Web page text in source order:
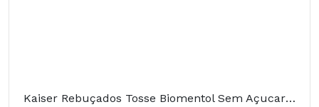
Kaiser Rebuçados Tosse Biomentol Sem Açucar 60g